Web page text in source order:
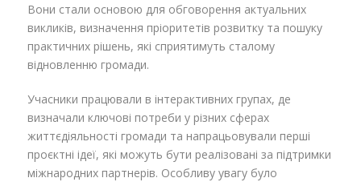
Вони стали основою для обговорення актуальних
викликів, визначення пріоритетів розвитку та пошуку
практичних рішень, які сприятимуть сталому
відновленню громади.
Учасники працювали в інтерактивних групах, де
визначали ключові потреби у різних сферах
життєдіяльності громади та напрацьовували перші
проєктні ідеї, які можуть бути реалізовані за підтримки
міжнародних партнерів. Особливу увагу було